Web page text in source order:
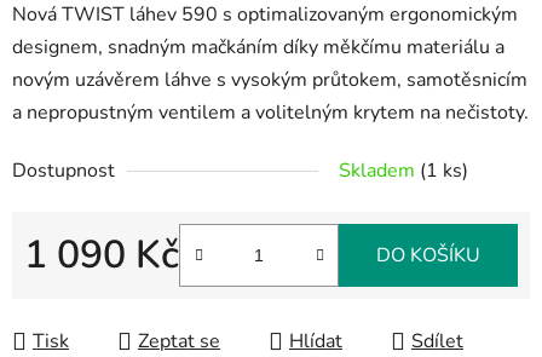
Nová TWIST láhev 590 s optimalizovaným ergonomickým
designem, snadným mačkáním díky měkčímu materiálu a
novým uzávěrem láhve s vysokým průtokem, samotěsnicím
a nepropustným ventilem a volitelným krytem na nečistoty.
Dostupnost Skladem (1 ks)
1 090 Kč DO KOŠÍKU
Tisk Zeptat se Hlídat Sdílet